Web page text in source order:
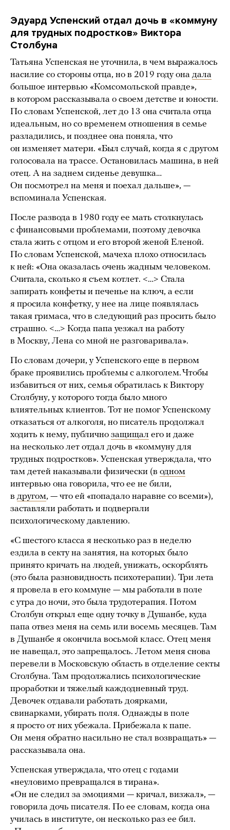
Эдуард Успенский отдал дочь в «коммуну
для трудных подростков» Виктора
Столбуна
Татьяна Успенская не уточнила, в чем выражалось
насилие со стороны отца, но в 2019 году она дала
большое интервью «Комсомольской правде»,
в котором рассказывала о своем детстве и юности.
По словам Успенской, лет до 13 она считала отца
идеальным, но со временем отношения в семье
разладились, и позднее она поняла, что
он изменяет матери. «Был случай, когда я с другом
голосовала на трассе. Остановилась машина, в ней
отец. А на заднем сиденье девушка…
Он посмотрел на меня и поехал дальше», —
вспоминала Успенская.
После развода в 1980 году ее мать столкнулась
с финансовыми проблемами, поэтому девочка
стала жить с отцом и его второй женой Еленой.
По словам Успенской, мачеха плохо относилась
к ней: «Она оказалась очень жадным человеком.
Считала, сколько я съем котлет. <…> Стала
запирать конфеты и печенье на ключ, а если
я просила конфетку, у нее на лице появлялась
такая гримаса, что в следующий раз просить было
страшно. <…> Когда папа уезжал на работу
в Москву, Лена со мной не разговаривала».
По словам дочери, у Успенского еще в первом
браке проявились проблемы с алкоголем. Чтобы
избавиться от них, семья обратилась к Виктору
Столбуну, у которого тогда было много
влиятельных клиентов. Тот не помог Успенскому
отказаться от алкоголя, но писатель продолжал
ходить к нему, публично защищал его и даже
на несколько лет отдал дочь в «коммуну для
трудных подростков». Успенская утверждала, что
там детей наказывали физически (в одном
интервью она говорила, что ее не били,
в другом, — что ей «попадало наравне со всеми»),
заставляли работать и подвергали
психологическому давлению.
«С шестого класса я несколько раз в неделю
ездила в секту на занятия, на которых было
принято кричать на людей, унижать, оскорблять
(это была разновидность психотерапии). Три лета
я провела в его коммуне — мы работали в поле
с утра до ночи, это была трудотерапия. Потом
Столбун открыл еще одну точку в Душанбе, куда
папа отвез меня на семь или восемь месяцев. Там
в Душанбе я окончила восьмой класс. Отец меня
не навещал, это запрещалось. Летом меня снова
перевели в Московскую область в отделение секты
Столбуна. Там продолжались психологические
проработки и тяжелый каждодневный труд.
Девочек отдавали работать доярками,
свинарками, убирать поля. Однажды в поле
я просто от них убежала. Прибежала к папе.
Он меня обратно насильно не стал возвращать» —
рассказывала она.
Успенская утверждала, что отец с годами
«неуловимо превращался в тирана».
«Он не следил за эмоциями — кричал, визжал», —
говорила дочь писателя. По ее словам, когда она
училась в институте, он несколько раз ее бил.